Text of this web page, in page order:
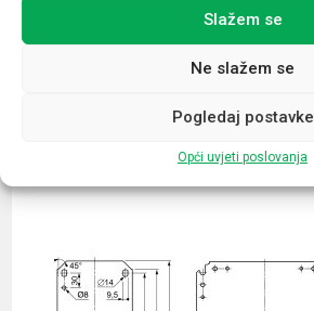
Slažem se
Ne slažem se
Pogledaj postavke
Opći uvjeti poslovanja
Povezani proizvodi